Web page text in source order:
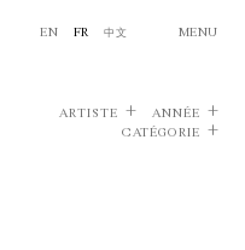
EN FR 中文 MENU
ARTISTE
ANNÉE
CATÉGORIE